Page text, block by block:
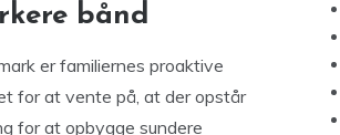
bånd
er familiernes proaktive
for at vente på, at der opstår
for at opbygge sundere